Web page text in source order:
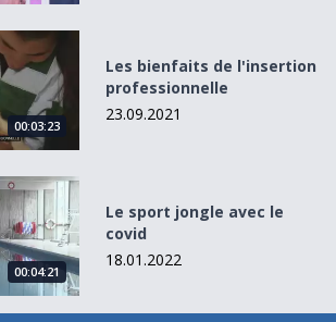
professionnelle
00:03:23
Les bienfaits de l'insertion
professionnelle
23.09.2021
le covid
00:04:21
Le sport jongle avec le
covid
18.01.2022